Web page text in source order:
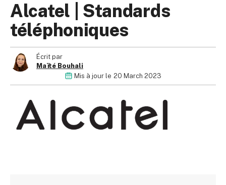
Alcatel | Standards
téléphoniques
Écrit par
Maïté Bouhali
Mis à jour le 20 March 2023